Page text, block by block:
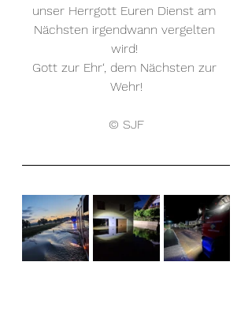
unser Herrgott Euren Dienst am
Nächsten irgendwann vergelten
wird!
Gott zur Ehr‘, dem Nächsten zur
Wehr!
© SJF